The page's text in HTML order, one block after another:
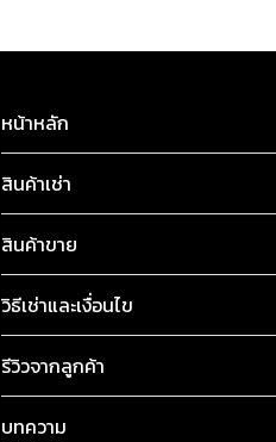
หน้าหลัก
สินค้าเช่า
สินค้าขาย
วิธีเช่าและเงื่อนไข
รีวิวจากลูกค้า
บทความ